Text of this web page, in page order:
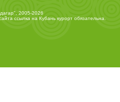
2005-2026
ссылка на Кубань курортобязательна.